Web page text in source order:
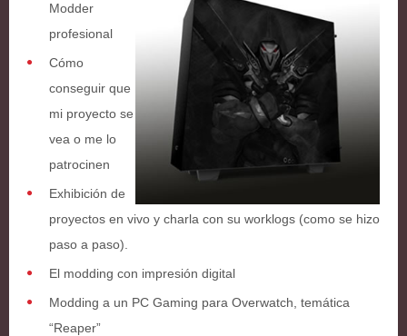
Modder
profesional
Cómo
conseguir que
mi proyecto se
vea o me lo
patrocinen
Exhibición de
proyectos en vivo y charla con su worklogs (como se hizo
paso a paso).
El modding con impresión digital
Modding a un PC Gaming para Overwatch, temática
“Reaper”